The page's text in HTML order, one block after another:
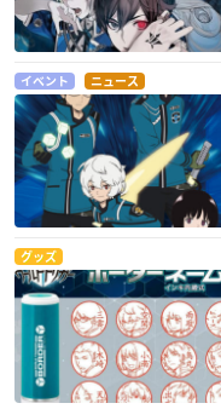
イベント ニュース
グッズ